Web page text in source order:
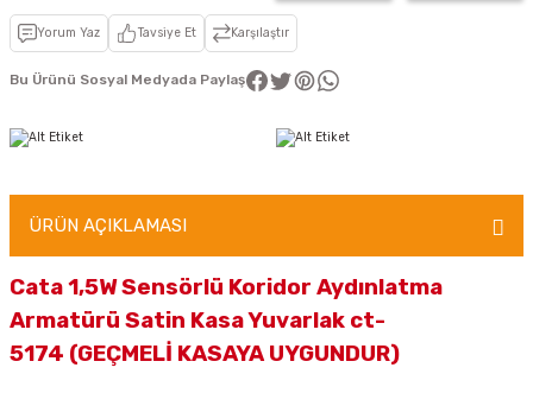
Yorum Yaz Tavsiye Et Karşılaştır
Bu Ürünü Sosyal Medyada Paylaş
ÜRÜN AÇIKLAMASI
Cata 1,5W Sensörlü Koridor Aydınlatma
Armatürü Satin Kasa Yuvarlak ct-
5174 (GEÇMELİ KASAYA UYGUNDUR)